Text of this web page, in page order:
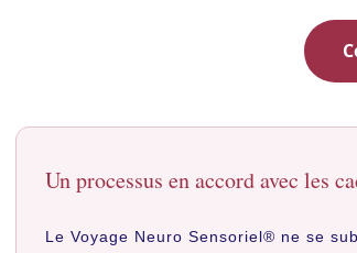
Un processus en accord avec les
Le Voyage Neuro Sensoriel® ne se